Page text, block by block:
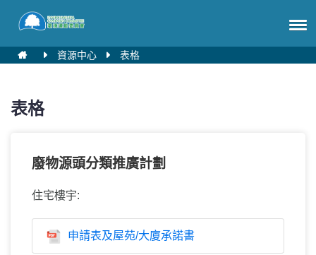
資源中心 表格
表格
廢物源頭分類推廣計劃
住宅樓宇:
申請表及屋苑/大廈承諾書